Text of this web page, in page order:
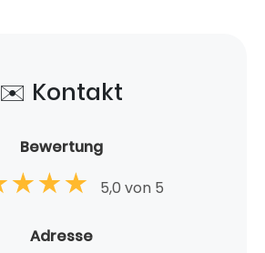
✉️ Kontakt
Bewertung
5,0 von 5
Adresse